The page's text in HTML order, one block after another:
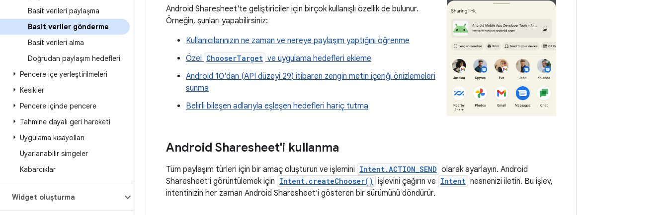
Basit verileri paylaşma
Basit veriler gönderme
Basit verileri alma
Doğrudan paylaşım hedefleri
Pencere içe yerleştirilmeleri
Kesikler
Pencere içinde pencere
Tahmine dayalı geri hareketi
Uygulama kısayolları
Uyarlanabilir simgeler
Kabarcıklar
Widget oluşturma
Android Sharesheet'te geliştiriciler için birçok kullanışlı özellik de bulunur.
Örneğin, şunları yapabilirsiniz:
Kullanıcılarınızın ne zaman ve nereye paylaşım yaptığını öğrenme
Özel ChooserTarget ve uygulama hedefleri ekleme
Android 10'dan (API düzeyi 29) itibaren zengin metin içeriği önizlemeleri
sunma
Belirli bileşen adlarıyla eşleşen hedefleri hariç tutma
Android Sharesheet'i kullanma
Tüm paylaşım türleri için bir amaç oluşturun ve işlemini Intent.ACTION_SEND olarak ayarlayın. Android
Sharesheet'i görüntülemek için Intent.createChooser() işlevini çağırın ve Intent nesnenizi iletin. Bu işlev,
intentinizin her zaman Android Sharesheet'i gösteren bir sürümünü döndürür.